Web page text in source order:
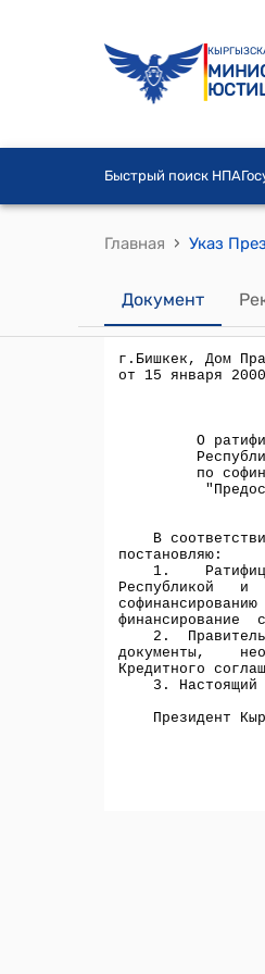
Быстрый поиск НПА
Главная ›
Документ